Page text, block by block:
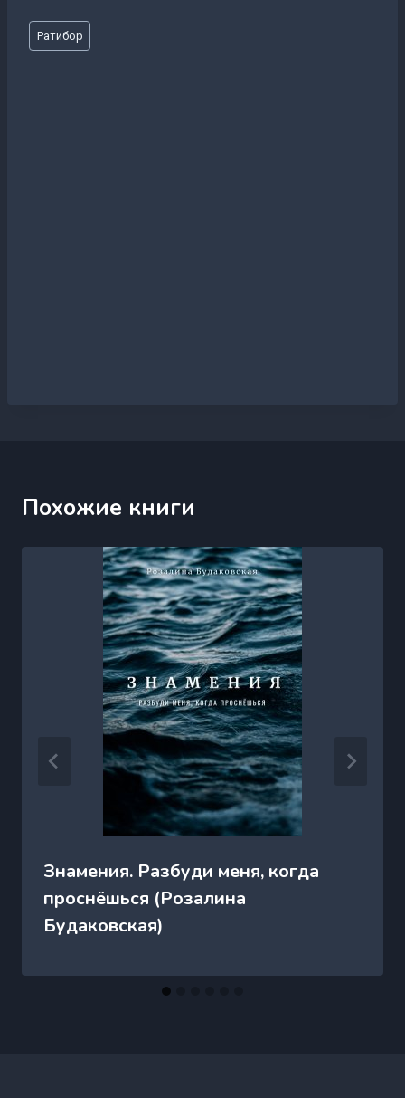
Метки
записи:
Ратибор
Похожие книги
Знамения. Разбуди меня, когда
проснёшься (Розалина
Будаковская)